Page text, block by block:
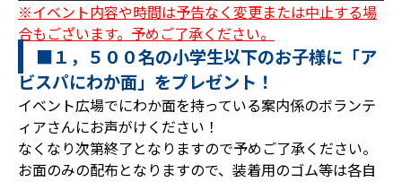
※イベント内容や時間は予告なく変更または中止する場
合もございます。予めご了承ください。
■１，５００名の小学生以下のお子様に「ア
ビスパにわか面」をプレゼント！
イベント広場でにわか面を持っている案内係のボランテ
ィアさんにお声がけください！
なくなり次第終了となりますので予めご了承ください。
お面のみの配布となりますので、装着用のゴム等は各自